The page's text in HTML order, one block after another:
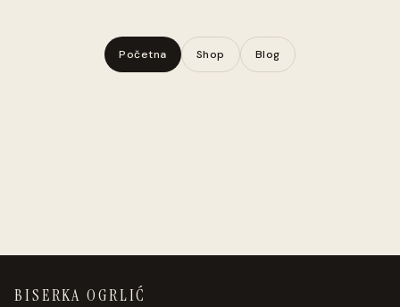
Početna Shop Blog
BISERKA OGRLIĆ